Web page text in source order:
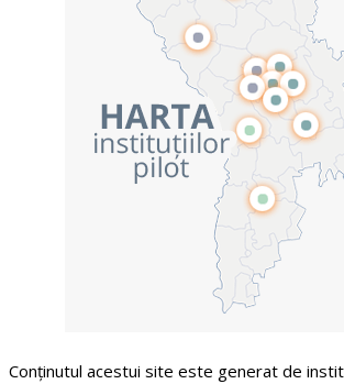
Conținutul acestui site este generat de